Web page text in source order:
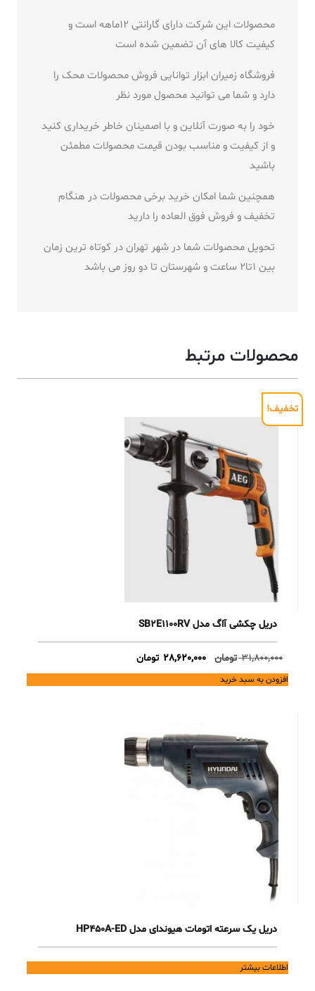
محصولات این شرکت دارای گارانتی 12ماهه است و
کیفیت کالا های آن تضمین شده است
فروشگاه زمیران ابزار توانایی فروش محصولات محک را
دارد و شما می توانید محصول مورد نظر
خود را به صورت آنلاین و با اصمینان خاطر خریداری کنید
و از کیفیت و مناسب بودن قیمت محصولات مطمئن
باشید
همچنین شما امکان خرید برخی محصولات در هنگام
تخفیف و فروش فوق العاده را دارید
تحویل محصولات شما در شهر تهران در کوتاه ترین زمان
بین 1تا2 ساعت و شهرستان تا دو روز می باشد
محصولات مرتبط
تخفیف!
دریل چکشی آاگ مدل SB2E1100RV
31,800,000 تومان
Original
price
was:
28,620,000 تومانCurrent
price
is:
افزودن به سبد خرید
دریل یک سرعته اتومات هیوندای مدل HP450A-ED
اطلاعات بیشتر